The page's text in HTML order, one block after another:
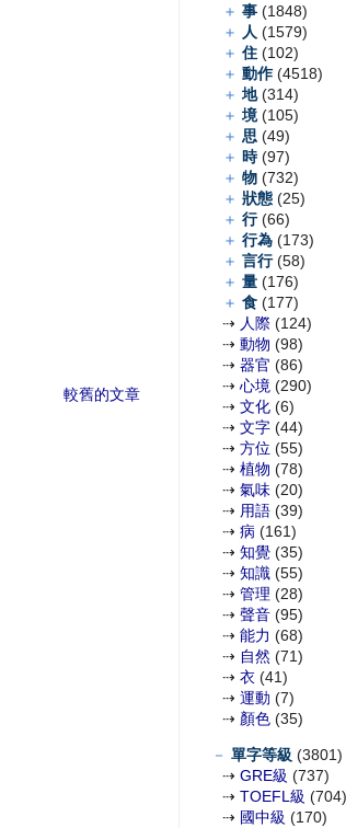
較舊的文章
＋ 事 (1848)
＋
人 (1579)
＋ 住 (102)
＋ 動作 (4518)
＋ 地 (314)
＋ 境 (105)
＋ 思 (49)
＋ 時 (97)
＋ 物 (732)
＋ 狀態 (25)
＋ 行 (66)
＋ 行為 (173)
＋ 言行 (58)
＋ 量 (176)
＋ 食 (177)
⇢ 人際 (124)
⇢ 動物 (98)
⇢ 器官 (86)
⇢ 心境 (290)
⇢ 文化 (6)
⇢ 文字 (44)
⇢ 方位 (55)
⇢ 植物 (78)
⇢ 氣味 (20)
⇢ 用語 (39)
⇢ 病 (161)
⇢ 知覺 (35)
⇢ 知識 (55)
⇢ 管理 (28)
⇢ 聲音 (95)
⇢ 能力 (68)
⇢ 自然 (71)
⇢ 衣 (41)
⇢ 運動 (7)
⇢ 顏色 (35)
－ 單字等級 (3801)
⇢ GRE級 (737)
⇢ TOEFL級 (704)
⇢ 國中級 (170)